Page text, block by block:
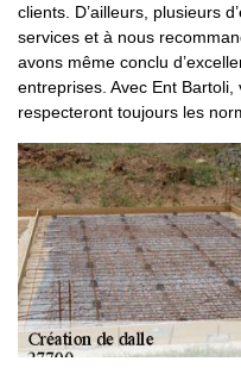
clients. D’ailleurs, plusieurs
services et à nous
avons même conclu
entreprises. Avec Ent
respecteront toujours les